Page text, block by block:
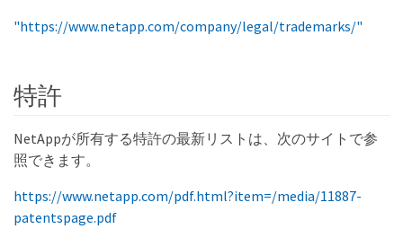
"https://www.netapp.com/company/legal/trademarks/"
特許
NetAppが所有する特許の最新リストは、次のサイトで参
照できます。
https://www.netapp.com/pdf.html?item=/media/11887-
patentspage.pdf